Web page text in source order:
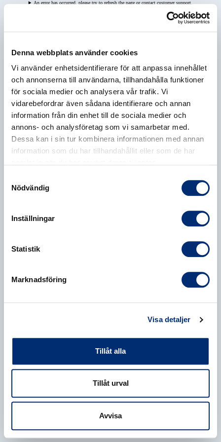
Denna webbplats använder cookies
Vi använder enhetsidentifierare för att anpassa innehållet
och annonserna till användarna, tillhandahålla funktioner
för sociala medier och analysera vår trafik. Vi
vidarebefordrar även sådana identifierare och annan
information från din enhet till de sociala medier och
annons- och analysföretag som vi samarbetar med.
Dessa kan i sin tur kombinera informationen med annan
information som du har tillhandahållit eller som de har
Nödvändig
Inställningar
Statistik
Marknadsföring
Visa detaljer
Tillåt alla
Tillåt urval
Avvisa
An error has occurred, please try to refresh the page or contact customer support.